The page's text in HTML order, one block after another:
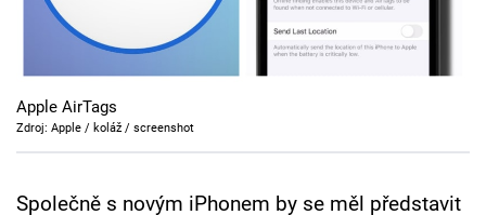
Cool Esport
Pořady
TV Program
Apple AirTags
Zdroj: Apple / koláž / screenshot
Společně s novým iPhonem by se měl představit